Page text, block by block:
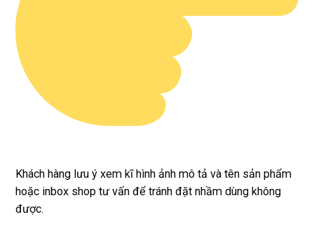
Khách hàng lưu ý xem kĩ hình ảnh mô tả và tên sản phẩm
hoặc inbox shop tư vấn để tránh đặt nhầm dùng không
được.